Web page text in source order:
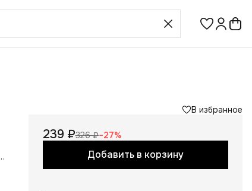
В избранное
239 ₽326 ₽−27%
Добавить в корзину